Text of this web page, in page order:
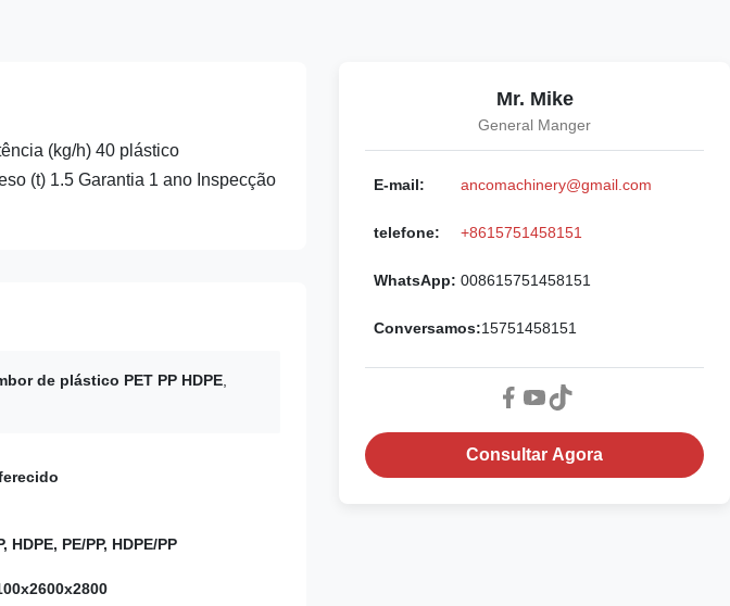
(kg/h) 40 plástico
(t) 1.5 Garantia 1 ano Inspecção
de plástico PET PP HDPE
HDPE, PE/PP, HDPE/PP
Mr. Mike
General Manger
E-mail: ancomachinery@gmail.com
telefone: +8615751458151
WhatsApp: 008615751458151
Conversamos:15751458151
Consultar Agora